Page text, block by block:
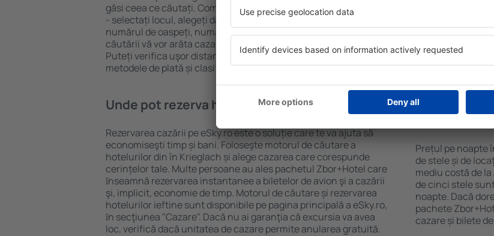
găsi ceea ce căutați. Completați câmpurile motorului de căutare
- selectați locul, alegeți data de check-in și check-out, adăugați
numărul de oaspeți, numărul de camere şi gata! Rezultatele
căutării vă vor arăta cazarea disponibilă ȋn perioada selectată.
Puteți verifica uşor distanța de la hotel ȋn centrul orașului,
metodele de plată și clasificarea hotelului.
cu SPA, mini
masa, zonă de
informative
zonă. Unele
Uneori, acestea
Unde pot rezerva hoteluri ȋn în Krieglach?
Rezervarea cazării pe eSky.ro este o soluție care te va ajuta să
economiseşti timp și bani. Foloseşte motorul de căutare a
hotelurilor din în Krieglach și alege cazarea care corespunde
cerințelor tale. Multe persoane au ales pachetul Zbor+Hotel care
ȋnseamnă rezervarea instantanee a biletelor de avion şi a cazării
şi, implicit, economie de timp. Motorul de căutare și rezervarea
hotelurilor ieftine sunt disponibile pe pagina principală a eSky.ro,
ȋn secţiunea "Cazare". Dacă nu ai garanţia că excursia va avea
loc, verifică dacă unitatea de cazare permite anularea gratuită.
Cât costă o
Prețul pe noapte
de stele și de
mediu costă de
de cinci stele
noapte. Dacă
pachete
cazare și bilete